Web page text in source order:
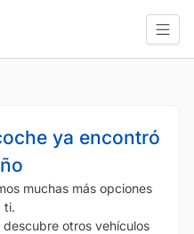
ya encontró
muchas más opciones
ti.
otros vehículos